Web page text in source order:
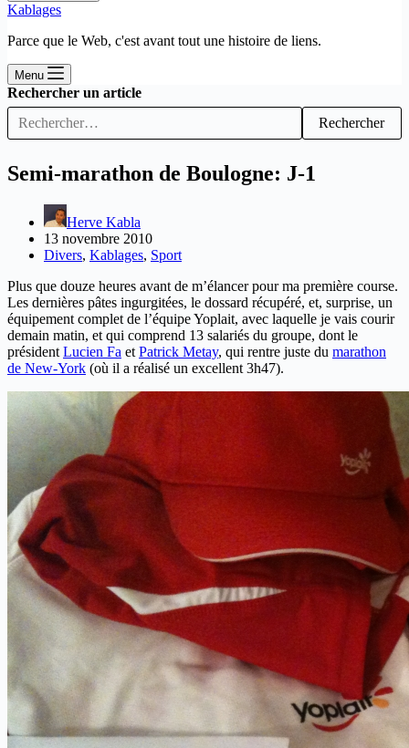
Kablages
Parce que le Web, c'est avant tout une histoire de liens.
Menu
Rechercher un article
Rechercher
Semi-marathon de Boulogne: J-1
Herve Kabla
13 novembre 2010
Divers, Kablages, Sport
Plus que douze heures avant de m’élancer pour ma première course.
Les dernières pâtes ingurgitées, le dossard récupéré, et, surprise, un
équipement complet de l’équipe Yoplait, avec laquelle je vais courir
demain matin, et qui comprend 13 salariés du groupe, dont le
président Lucien Fa et Patrick Metay, qui rentre juste du marathon
de New-York (où il a réalisé un excellent 3h47).